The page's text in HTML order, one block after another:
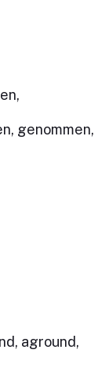
genommen,
aground,